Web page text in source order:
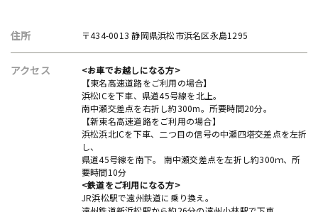
住所 〒434-0013 静岡県浜松市浜名区永島1295
アクセス
<お車でお越しになる方>
【東名高速道路をご利用の場合】
浜松ICを下車、県道45号線を北上。
南中瀬交差点を右折し約300m。所要時間20分。
【新東名高速道路をご利用の場合】
浜松浜北ICを下車、二つ目の信号の中瀬四塔交差点を左折
し、
県道45号線を南下。 南中瀬交差点を左折し約300ｍ、所
要時間10分
<鉄道をご利用になる方>
JR浜松駅で遠州鉄道に乗り換え。